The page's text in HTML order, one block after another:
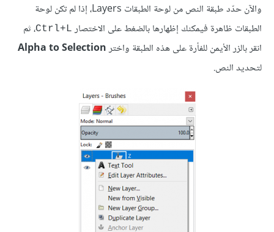
والآن حدّد طبقة النص من لوحة الطبقات Layers، إذا لم تكن لوحة
الطبقات ظاهرة فيمكنك إظهارها بالضغط على الاختصار Ctrl+L، ثم
انقر بالزر الأيمن للفأرة على هذه الطبقة واخترAlpha to Selection
لتحديد النص.